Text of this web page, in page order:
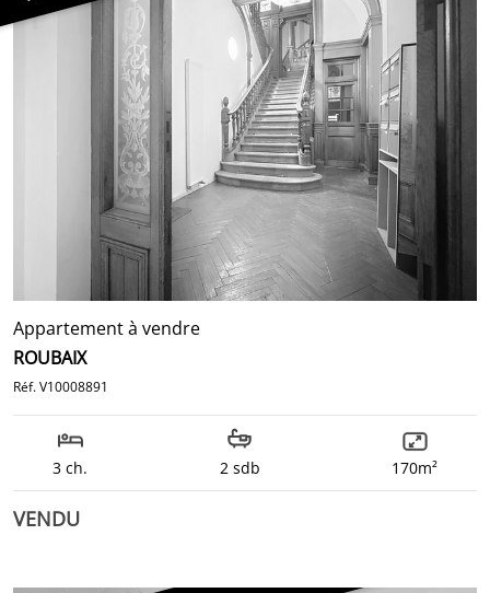
Appartement à vendre
ROUBAIX
Réf. V10008891
3 ch. 2 sdb 170m²
VENDU